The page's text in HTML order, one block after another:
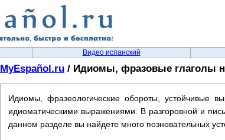
Видео испанский
MyEspañol.ru / Идиомы, фразовые глаголы
Идиомы, фразеологические обороты, устойчивые
идиоматическими выражениями. В разгоровной и
данном разделе вы найдете много позновательных